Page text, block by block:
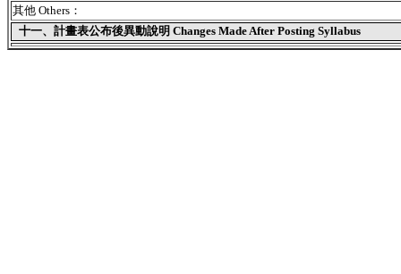
其他 Others：
十一、 計畫表公布後異動說明 Changes Made After Posting Syllabus